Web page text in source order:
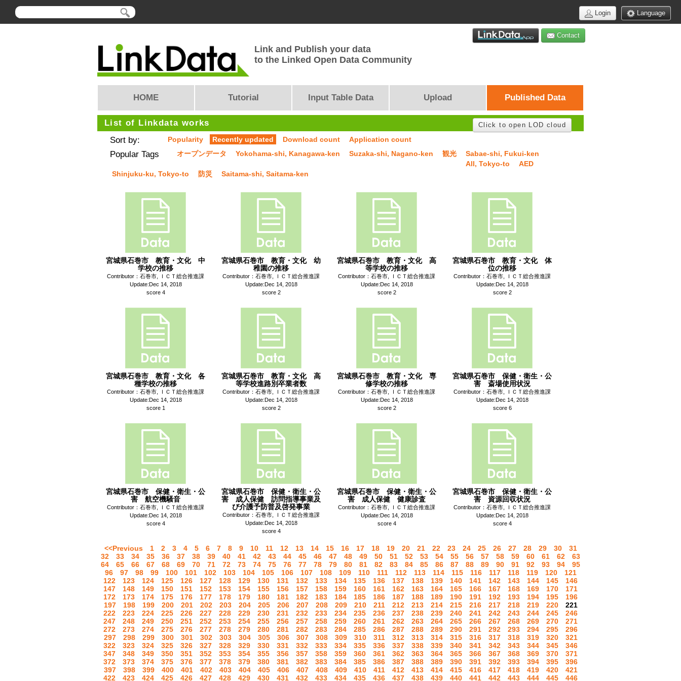
Language
Login
Contact
Link and Publish your data
to the Linked Open Data Community
HOME Tutorial Input Table Data Upload Published Data
List of Linkdata works Click to open LOD cloud
Sort by: Popularity Recently updated Download count Application count
Popular Tags オープンデータ Yokohama-shi, Kanagawa-ken Suzaka-shi, Nagano-ken 観光
Sabae-shi, Fukui-ken
All, Tokyo-to
AED
Shinjuku-ku, Tokyo-to
防災 Saitama-shi, Saitama-ken
宮城県石巻市 教育・文化 中
学校の推移
Contributor：石巻市, ＩＣＴ総合推進課
Update:Dec 14, 2018
score 4
宮城県石巻市 教育・文化 幼
稚園の推移
Contributor：石巻市, ＩＣＴ総合推進課
Update:Dec 14, 2018
score 2
宮城県石巻市 教育・文化 高
等学校の推移
Contributor：石巻市, ＩＣＴ総合推進課
Update:Dec 14, 2018
score 2
宮城県石巻市 教育・文化 体
位の推移
Contributor：石巻市, ＩＣＴ総合推進課
Update:Dec 14, 2018
score 2
宮城県石巻市 教育・文化 各
種学校の推移
Contributor：石巻市, ＩＣＴ総合推進課
Update:Dec 14, 2018
score 1
宮城県石巻市 教育・文化 高
等学校進路別卒業者数
Contributor：石巻市, ＩＣＴ総合推進課
Update:Dec 14, 2018
score 2
宮城県石巻市 教育・文化 専
修学校の推移
Contributor：石巻市, ＩＣＴ総合推進課
Update:Dec 14, 2018
score 2
宮城県石巻市 保健・衛生・公
害 斎場使用状況
Contributor：石巻市, ＩＣＴ総合推進課
Update:Dec 14, 2018
score 6
宮城県石巻市 保健・衛生・公
害 航空機騒音
Contributor：石巻市, ＩＣＴ総合推進課
Update:Dec 14, 2018
score 4
宮城県石巻市 保健・衛生・公
害 成人保健 訪問指導事業及
び介護予防普及啓発事業
Contributor：石巻市, ＩＣＴ総合推進課
Update:Dec 14, 2018
score 4
宮城県石巻市 保健・衛生・公
害 成人保健 健康診査
Contributor：石巻市, ＩＣＴ総合推進課
Update:Dec 14, 2018
score 4
宮城県石巻市 保健・衛生・公
害 資源回収状況
Contributor：石巻市, ＩＣＴ総合推進課
Update:Dec 14, 2018
score 4
<<Previous 1 2 3 4 5 6 7 8 9 10 11 12 13 14 15 16 17 18 19 20 21 22 23 24 25 26 27 28 29 30
31
32
33 34 35 36 37 38 39 40 41 42 43 44 45 46 47 48 49 50 51 52 53 54 55 56 57 58 59 60 61 62
63
64
65 66 67 68 69 70 71 72 73 74 75 76 77 78 79 80 81 82 83 84 85 86 87 88 89 90 91 92 93 94
95
96
97 98 99 100 101 102 103 104 105 106 107 108 109 110 111 112 113 114 115 116 117 118 119 120
121
122
123 124 125 126 127 128 129 130 131 132 133 134 135 136 137 138 139 140 141 142 143 144 145
146
147
148 149 150 151 152 153 154 155 156 157 158 159 160 161 162 163 164 165 166 167 168 169 170
171
172
173 174 175 176 177 178 179 180 181 182 183 184 185 186 187 188 189 190 191 192 193 194 195
196
197
198 199 200 201 202 203 204 205 206 207 208 209 210 211 212 213 214 215 216 217 218 219 220
221
222
223 224 225 226 227 228 229 230 231 232 233 234 235 236 237 238 239 240 241 242 243 244 245
246
247
248 249 250 251 252 253 254 255 256 257 258 259 260 261 262 263 264 265 266 267 268 269 270
271
272
273 274 275 276 277 278 279 280 281 282 283 284 285 286 287 288 289 290 291 292 293 294 295
296
297
298 299 300 301 302 303 304 305 306 307 308 309 310 311 312 313 314 315 316 317 318 319 320
321
322
323 324 325 326 327 328 329 330 331 332 333 334 335 336 337 338 339 340 341 342 343 344 345
346
347
348 349 350 351 352 353 354 355 356 357 358 359 360 361 362 363 364 365 366 367 368 369 370
371
372
373 374 375 376 377 378 379 380 381 382 383 384 385 386 387 388 389 390 391 392 393 394 395
396
397
398 399 400 401 402 403 404 405 406 407 408 409 410 411 412 413 414 415 416 417 418 419 420
421
422
423 424 425 426 427 428 429 430 431 432 433 434 435 436 437 438 439 440 441 442 443 444 445 446